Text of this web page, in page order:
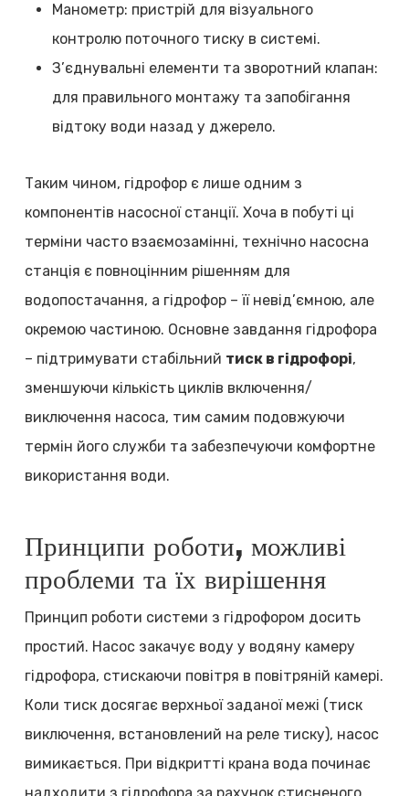
Манометр: пристрій для візуального
контролю поточного тиску в системі.
З’єднувальні елементи та зворотний клапан:
для правильного монтажу та запобігання
відтоку води назад у джерело.
Таким чином, гідрофор є лише одним з
компонентів насосної станції. Хоча в побуті ці
терміни часто взаємозамінні, технічно насосна
станція є повноцінним рішенням для
водопостачання, а гідрофор – її невід’ємною, але
окремою частиною. Основне завдання гідрофора
– підтримувати стабільний тиск в гідрофорі,
зменшуючи кількість циклів включення/
виключення насоса, тим самим подовжуючи
термін його служби та забезпечуючи комфортне
використання води.
Принципи роботи, можливі
проблеми та їх вирішення
Принцип роботи системи з гідрофором досить
простий. Насос закачує воду у водяну камеру
гідрофора, стискаючи повітря в повітряній камері.
Коли тиск досягає верхньої заданої межі (тиск
виключення, встановлений на реле тиску), насос
вимикається. При відкритті крана вода починає